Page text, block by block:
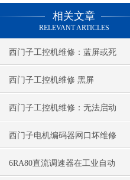
相关文章
RELEVANT ARTICLES
西门子工控机维修：蓝屏或死
机
西门子工控机维修 黑屏
西门子工控机维修：无法启动
西门子电机编码器网口坏维修
6RA80直流调速器在工业自动